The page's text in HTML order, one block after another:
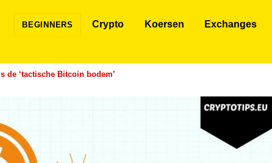
BEGINNERS Crypto Koersen Exchanges
Is de ‘tactische Bitcoin bodem’